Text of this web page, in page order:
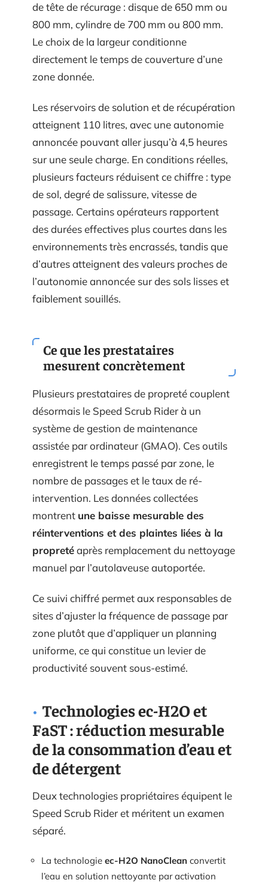
de tête de récurage : disque de 650 mm ou
800 mm, cylindre de 700 mm ou 800 mm.
Le choix de la largeur conditionne
directement le temps de couverture d’une
zone donnée.
Les réservoirs de solution et de récupération
atteignent 110 litres, avec une autonomie
annoncée pouvant aller jusqu’à 4,5 heures
sur une seule charge. En conditions réelles,
plusieurs facteurs réduisent ce chiffre : type
de sol, degré de salissure, vitesse de
passage. Certains opérateurs rapportent
des durées effectives plus courtes dans les
environnements très encrassés, tandis que
d’autres atteignent des valeurs proches de
l’autonomie annoncée sur des sols lisses et
faiblement souillés.
Ce que les prestataires
mesurent concrètement
Plusieurs prestataires de propreté couplent
désormais le Speed Scrub Rider à un
système de gestion de maintenance
assistée par ordinateur (GMAO). Ces outils
enregistrent le temps passé par zone, le
nombre de passages et le taux de ré-
intervention. Les données collectées
montrent une baisse mesurable des
réinterventions et des plaintes liées à la
propretéaprès remplacement du nettoyage
manuel par l’autolaveuse autoportée.
Ce suivi chiffré permet aux responsables de
sites d’ajuster la fréquence de passage par
zone plutôt que d’appliquer un planning
uniforme, ce qui constitue un levier de
productivité souvent sous-estimé.
Technologies ec-H2O et
FaST : réduction mesurable
de la consommation d’eau et
de détergent
Deux technologies propriétaires équipent le
Speed Scrub Rider et méritent un examen
séparé.
La technologie ec-H2O NanoClean convertit
l’eau en solution nettoyante par activation